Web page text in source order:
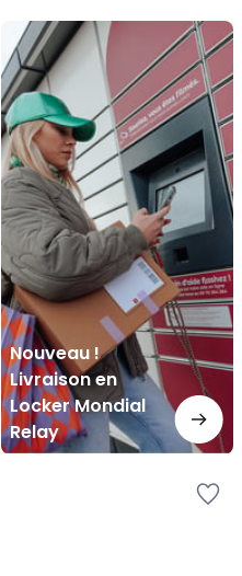
Nouveau !
Livraison en
Locker Mondial
Relay
Nouveau
Livraison
en
Locker
Mondial
Relay